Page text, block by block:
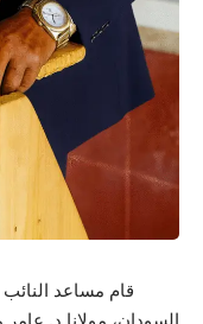
قام مساعد